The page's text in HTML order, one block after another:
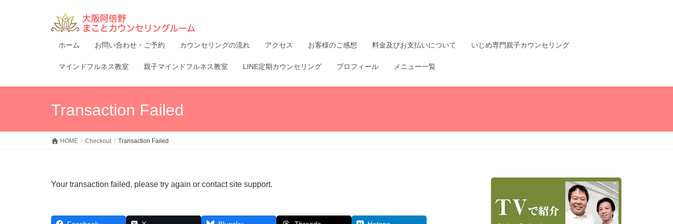
ホーム お問い合わせ・ご予約 カウンセリングの流れ アクセス お客様のご感想 料金及びお支払いについて いじめ専門親子カウンセリング
マインドフルネス教室 親子マインドフルネス教室 LINE定期カウンセリング プロフィール メニュー一覧
Transaction Failed
HOME Checkout Transaction Failed
Your transaction failed, please try again or contact site support.